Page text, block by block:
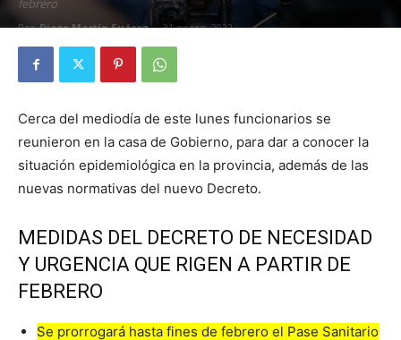
febrero
Por Diego Martín Suárez - 31 enero, 2022
Cerca del mediodía de este lunes funcionarios se
reunieron en la casa de Gobierno, para dar a conocer la
situación epidemiológica en la provincia, además de las
nuevas normativas del nuevo Decreto.
MEDIDAS DEL DECRETO DE NECESIDAD
Y URGENCIA QUE RIGEN A PARTIR DE
FEBRERO
Se prorrogará hasta fines de febrero el Pase Sanitario